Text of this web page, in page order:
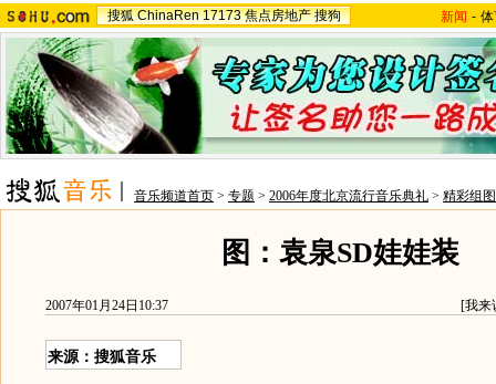
搜狐 ChinaRen 17173 焦点房地产 搜狗 新闻 -
音乐频道首页 > 专题 > 2006年度北京流行音乐典礼 > 精彩组图
图：袁泉SD娃娃装
2007年01月24日10:37 [我来
来源：搜狐音乐